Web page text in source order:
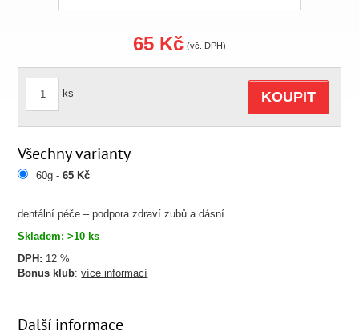
dentální péče – podpora zdraví zubů a dásní
Skladem: >10 ks
DPH: 12 %
Bonus klub:více informací
65 Kč (vč. DPH)
ks KOUPIT
Všechny varianty
60g -65 Kč
Další informace